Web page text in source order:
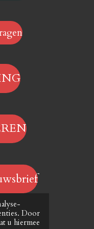
Door
u hiermee